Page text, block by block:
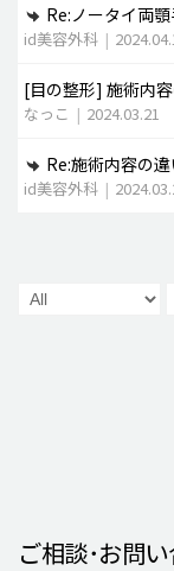
Re:ノータイ両
id美容外科 |
[目の整形] 施術内
なっこ | 2024.03.21
Re:施術内容の違
id美容外科 |
ご相談･お問